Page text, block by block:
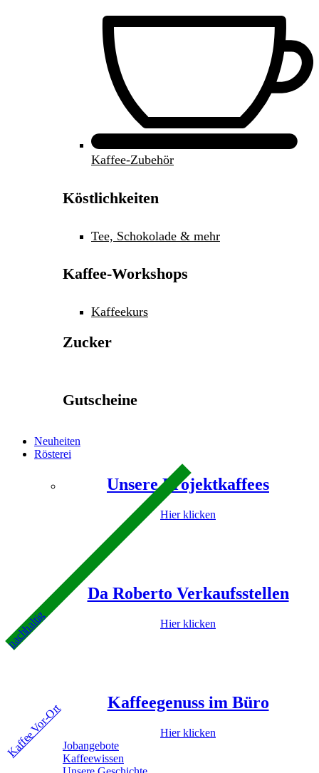
Kaffee-Zubehör
Köstlichkeiten
Tee, Schokolade & mehr
Kaffee-Workshops
Kaffeekurs
Zucker
Gutscheine
Neuheiten
Rösterei
Unsere Projektkaffees
Hier klicken
nachhaltig
Da Roberto Verkaufsstellen
Hier klicken
Kaffee Vor-Ort Kaffeegenuss im Büro
Hier klicken
Jobangebote
Kaffeewissen